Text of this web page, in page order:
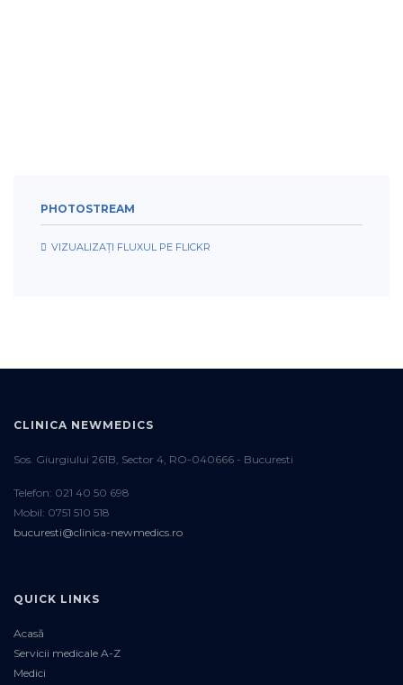
PHOTOSTREAM
VIZUALIZAȚI FLUXUL PE FLICKR
CLINICA NEWMEDICS
Sos. Giurgiului 261B, Sector 4, RO-040666 - Bucuresti
Telefon: 021 40 50 698
Mobil: 0751 510 518
bucuresti@clinica-newmedics.ro
QUICK LINKS
Acasă
Servicii medicale A-Z
Medici